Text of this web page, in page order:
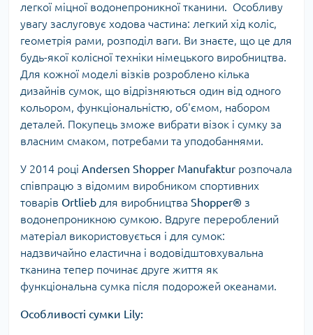
легкої міцної водонепроникної тканини. Особливу
увагу заслуговує ходова частина: легкий хід коліс,
геометрія рами, розподіл ваги. Ви знаєте, що це для
будь-якої колісної техніки німецького виробництва.
Для кожної моделі візків розроблено кілька
дизайнів сумок, що відрізняються один від одного
кольором, функціональністю, об'ємом, набором
деталей. Покупець зможе вибрати візок і сумку за
власним смаком, потребами та уподобаннями.
У 2014 році Andersen Shopper Manufaktur розпочала
співпрацю з відомим виробником спортивних
товарів Ortlieb для виробництва Shopper® з
водонепроникною сумкою. Вдруге перероблений
матеріал використовується і для сумок:
надзвичайно еластична і водовідштовхувальна
тканина тепер починає друге життя як
функціональна сумка після подорожей океанами.
Особливості сумки Lily: